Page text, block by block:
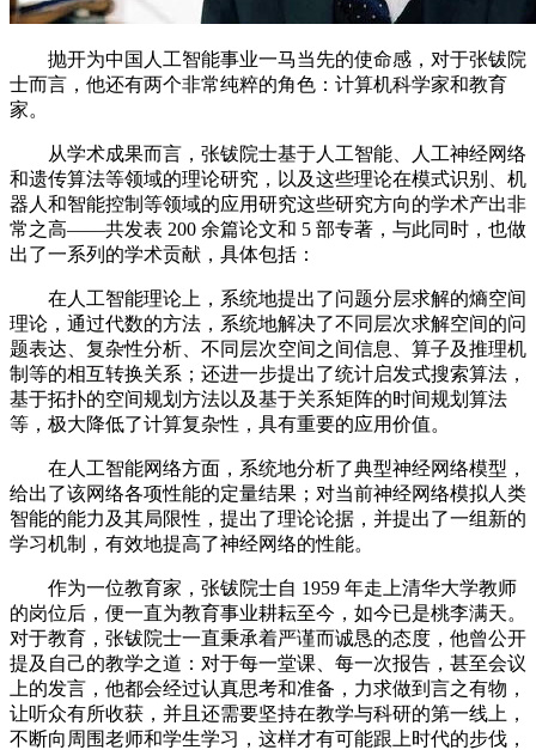
抛开为中国人工智能事业一马当先的使命感，对于张钹院
士而言，他还有两个非常纯粹的角色：计算机科学家和教育
家。
从学术成果而言，张钹院士基于人工智能、人工神经网络
和遗传算法等领域的理论研究，以及这些理论在模式识别、机
器人和智能控制等领域的应用研究这些研究方向的学术产出非
常之高——共发表 200 余篇论文和 5 部专著，与此同时，也做
出了一系列的学术贡献，具体包括：
在人工智能理论上，系统地提出了问题分层求解的熵空间
理论，通过代数的方法，系统地解决了不同层次求解空间的问
题表达、复杂性分析、不同层次空间之间信息、算子及推理机
制等的相互转换关系；还进一步提出了统计启发式搜索算法，
基于拓扑的空间规划方法以及基于关系矩阵的时间规划算法
等，极大降低了计算复杂性，具有重要的应用价值。
在人工智能网络方面，系统地分析了典型神经网络模型，
给出了该网络各项性能的定量结果；对当前神经网络模拟人类
智能的能力及其局限性，提出了理论论据，并提出了一组新的
学习机制，有效地提高了神经网络的性能。
作为一位教育家，张钹院士自 1959 年走上清华大学教师
的岗位后，便一直为教育事业耕耘至今，如今已是桃李满天。
对于教育，张钹院士一直秉承着严谨而诚恳的态度，他曾公开
提及自己的教学之道：对于每一堂课、每一次报告，甚至会议
上的发言，他都会经过认真思考和准备，力求做到言之有物，
让听众有所收获，并且还需要坚持在教学与科研的第一线上，
不断向周围老师和学生学习，这样才有可能跟上时代的步伐，